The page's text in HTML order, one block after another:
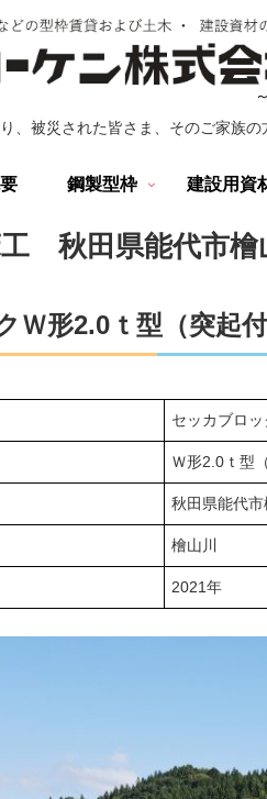
、被災された皆さま、そのご家族
鋼製型枠 建設用資
秋田県能代市檜
Ｗ形2.0ｔ型（突起付
セッカブロッ
Ｗ形2.0ｔ型
秋田県能代市
檜山川
2021年